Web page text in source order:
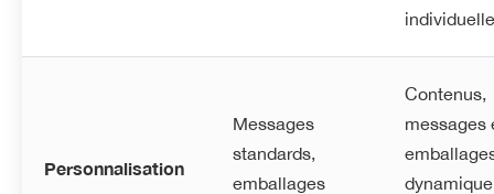
Personnalisation
Messages
standards,
emballages
Contenus,
messages